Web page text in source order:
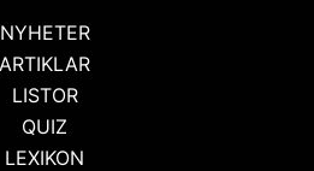
NYHETER
ARTIKLAR
LISTOR
QUIZ
LEXIKON